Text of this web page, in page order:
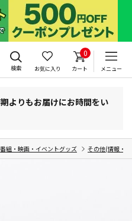
検索 お気に入り
0
カート メニュー
よりもお届けにお時間をい
番組・映画・イベントグッズ その他(情報・